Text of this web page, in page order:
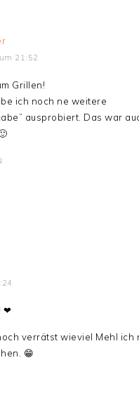
21:52
Grillen!
ich noch ne weitere
ausprobiert. Das war
❤
verrätst wieviel Mehl ich
😁